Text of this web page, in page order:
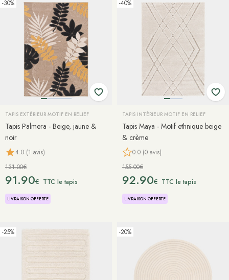
-30%
TAPIS EXTÉRIEUR MOTIF EN RELIEF
Tapis Palmera - Beige, jaune &
noir
4.0 (1 avis)
131.00€
91.90€ TTC le tapis
LIVRAISON OFFERTE
-40%
TAPIS INTÉRIEUR MOTIF EN RELIEF
Tapis Maya - Motif ethnique beige
& crème
0.0 (0 avis)
155.00€
92.90€ TTC le tapis
LIVRAISON OFFERTE
-25% -20%